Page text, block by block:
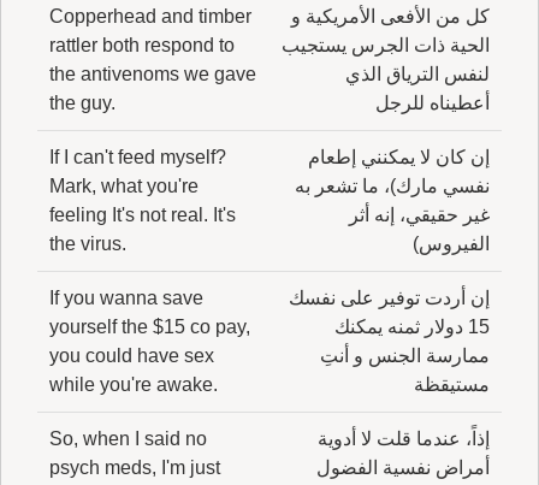
كل من الأفعى الأمريكية و
الحية ذات الجرس يستجيب
لنفس الترياق الذي
أعطيناه للرجل
Copperhead and timber
rattler both respond to
the antivenoms we gave
the guy.
إن كان لا يمكنني إطعام
نفسي مارك)، ما تشعر به
غير حقيقي، إنه أثر
الفيروس)
If I can't feed myself?
Mark, what you're
feeling It's not real. It's
the virus.
إن أردت توفير على نفسك
15 دولار ثمنه يمكنك
ممارسة الجنس و أنتِ
مستيقظة
If you wanna save
yourself the $15 co pay,
you could have sex
while you're awake.
إذاً، عندما قلت لا أدوية
أمراض نفسية الفضول
So, when I said no
psych meds, I'm just